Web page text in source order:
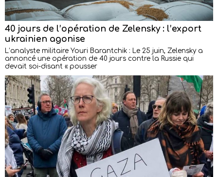
40 jours de l’opération de Zelensky : l’export
ukrainien agonise
L’analyste militaire Youri Barantchik : Le 25 juin, Zelensky a
annoncé une opération de 40 jours contre la Russie qui
devait soi-disant « pousser